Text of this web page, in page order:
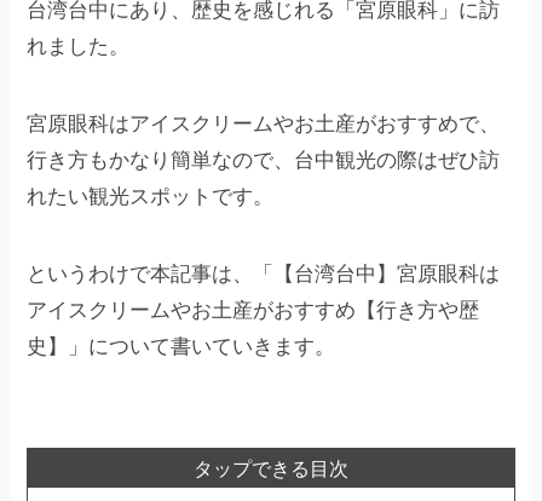
台湾台中にあり、歴史を感じれる「宮原眼科」に訪
れました。
宮原眼科はアイスクリームやお土産がおすすめで、
行き方もかなり簡単なので、台中観光の際はぜひ訪
れたい観光スポットです。
というわけで本記事は、「【台湾台中】宮原眼科は
アイスクリームやお土産がおすすめ【行き方や歴
史】」について書いていきます。
タップできる目次